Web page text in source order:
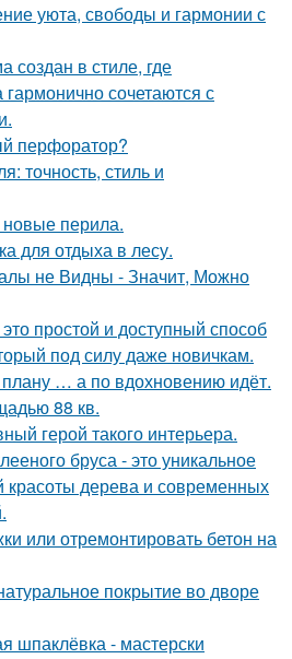
уюта, свободы и гармонии с
создан в стиле, где
сочетаются с
перфоратор?
точность, стиль и
перила.
для отдыха в лесу.
не Видны - Значит, Можно
простой и доступный способ
под силу даже новичкам.
… а по вдохновению идёт.
88 кв.
герой такого интерьера.
бруса - это уникальное
красоты дерева и современных
или отремонтировать бетон на
покрытие во дворе
шпаклёвка - мастерски